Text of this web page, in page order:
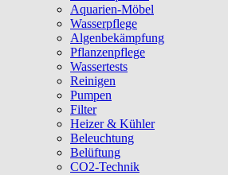
Aquarien-Möbel
Wasserpflege
Algenbekämpfung
Pflanzenpflege
Wassertests
Reinigen
Pumpen
Filter
Heizer & Kühler
Beleuchtung
Belüftung
CO2-Technik